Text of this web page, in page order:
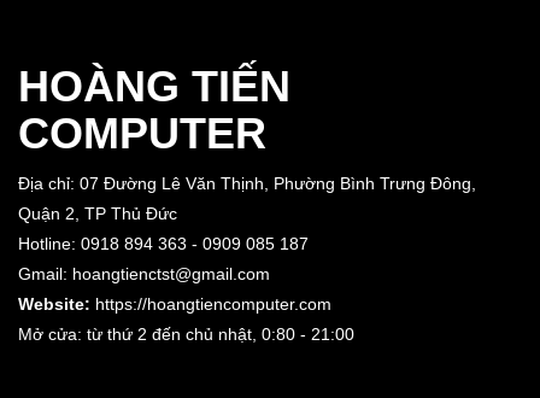
HOÀNG TIẾN
COMPUTER
Địa chỉ: 07 Đường Lê Văn Thịnh, Phường Bình Trưng Đông,
Quận 2, TP Thủ Đức
Hotline: 0918 894 363 - 0909 085 187
Gmail: hoangtienctst@gmail.com
Website: https://hoangtiencomputer.com
Mở cửa: từ thứ 2 đến chủ nhật, 0:80 - 21:00